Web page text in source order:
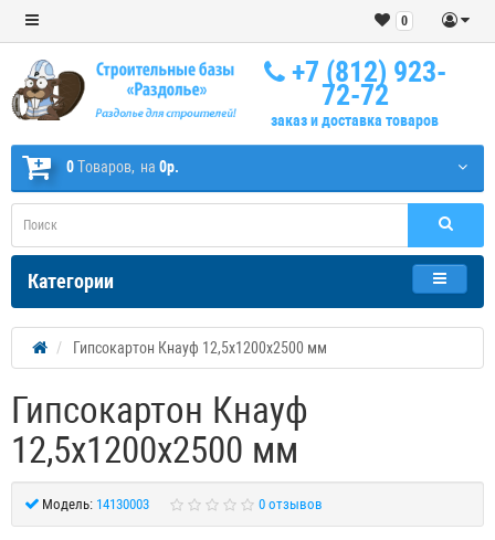
0
+7 (812) 923-
72-72
заказ и доставка товаров
0Tоваров, на 0р.
Категории
Гипсокартон Кнауф 12,5х1200х2500 мм
Гипсокартон Кнауф
12,5х1200х2500 мм
Модель: 14130003 0 отзывов